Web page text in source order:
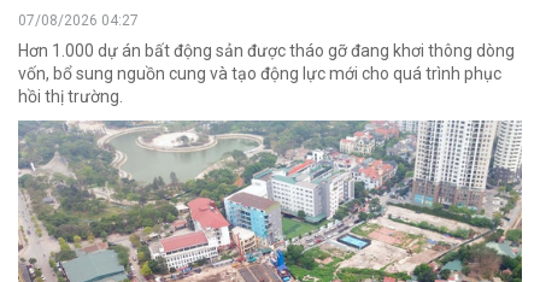
07/08/2026 04:27
Hơn 1.000 dự án bất động sản được tháo gỡ đang khơi thông dòng
vốn, bổ sung nguồn cung và tạo động lực mới cho quá trình phục
hồi thị trường.